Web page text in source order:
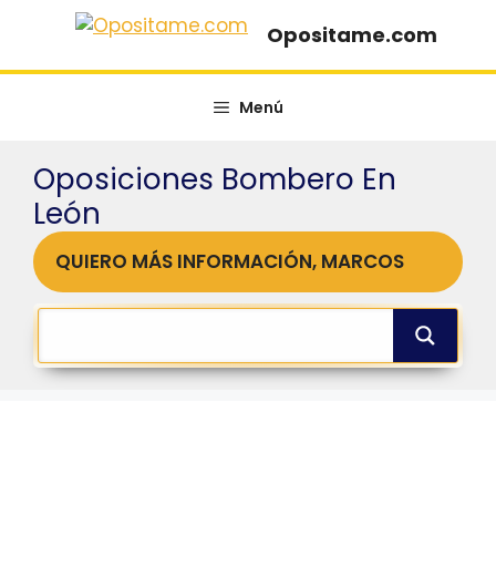
contenido
Opositame.com
Menú
Oposiciones Bombero En
León
QUIERO MÁS INFORMACIÓN, MARCOS